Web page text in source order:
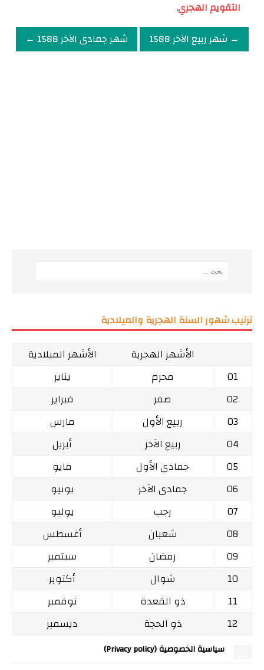
التقويم الهجري.
→ شهر ربيع الآخر 1588
شهر جمادى الآخر 1588 ←
ترتيب شهور السنة الهجرية والميلادية
الأشهر الهجرية
الأشهر الميلادية
01
محرم
يناير
02
صفر
فبراير
03
ربيع الأول
مارس
04
ربيع الآخر
أبريل
05
جمادى الأول
مايو
06
جمادى الآخر
يونيو
07
رجب
يوليو
08
شعبان
أغسطس
09
رمضان
سبتمبر
10
شوال
أكتوبر
11
ذو القعدة
نوفمبر
12
ذو الحجة ديسمبر
سياسية الخصوصية (Privacy policy)